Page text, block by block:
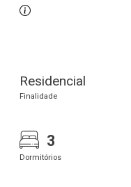
Residencial
Finalidade
3
Dormitórios